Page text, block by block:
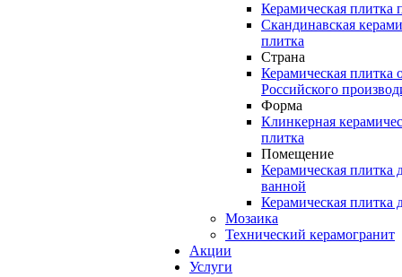
Керамическая плитка
Скандинавская
плитка
Страна
Керамическая плитка
Российского
Форма
Клинкерная
плитка
Помещение
Керамическая плитка
ванной
Керамическая плитка
Мозаика
Технический керамогранит
Акции
Услуги